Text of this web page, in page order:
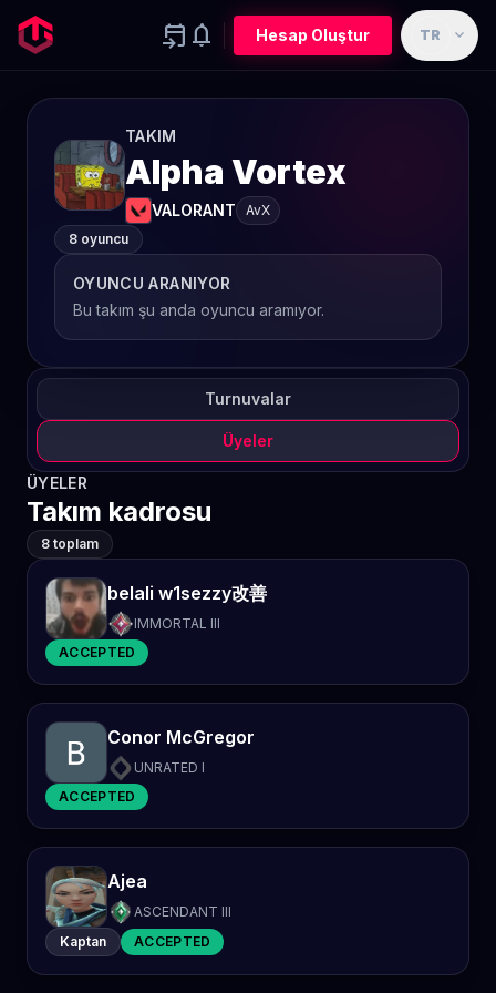
event_upcoming notifications Hesap Oluştur TR expand_more
TAKIM
Alpha Vortex
VALORANT
AvX
8 oyuncu
OYUNCU ARANIYOR
Bu takım şu anda oyuncu aramıyor.
Turnuvalar
Üyeler
ÜYELER
Takım kadrosu
8 toplam
belali w1sezzy改善
IMMORTAL III
ACCEPTED
Conor McGregor
UNRATED I
ACCEPTED
Ajea
ASCENDANT III
Kaptan
ACCEPTED